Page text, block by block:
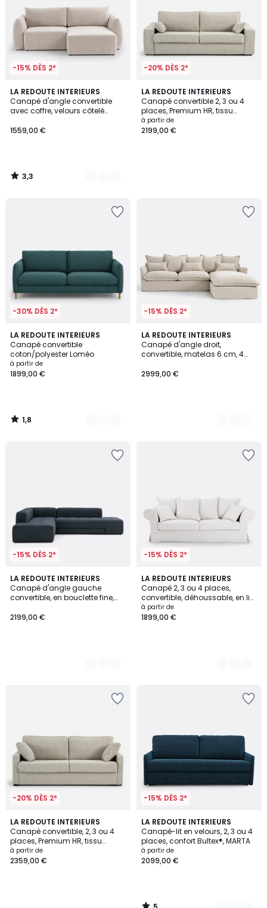
-15% DÈS 2*
LA REDOUTE INTERIEURS
Canapé d'angle convertible
avec coffre, velours côtelé
1559,00 €
3,3
/ 5
5
Couleurs
3,3
/
-20% DÈS 2*
LA REDOUTE INTERIEURS
Canapé convertible 2, 3 ou 4
places, Premium HR, tissu
texturé moucheté, CECILIA
à partir de
2199,00 €
-30% DÈS 2*
LA REDOUTE INTERIEURS
Canapé convertible
coton/polyester Loméo
à partir de
1899,00 €
1,8
/
5
2
Couleurs
1,8
/
-15% DÈS 2*
LA REDOUTE INTERIEURS
Canapé d'angle droit,
convertible, matelas 6 cm, 4
2999,00 €
9
Couleurs
-15% DÈS 2*
LA REDOUTE INTERIEURS
Canapé d'angle gauche
convertible, en bouclette fine,
2199,00 €
3
Couleurs
-15% DÈS 2*
LA REDOUTE INTERIEURS
Canapé 2, 3 ou 4 places,
convertible, déhoussable, en lin
épais, ADELIA
à partir de
1899,00 €
2
Couleurs
-20% DÈS 2*
LA REDOUTE INTERIEURS
Canapé convertible, 2, 3 ou 4
places, Premium HR, tissu
texturé moucheté, TIMOR
à partir de
2359,00 €
-15% DÈS 2*
LA REDOUTE INTERIEURS
Canapé-lit en velours, 2, 3 ou 4
places, confort Bultex®, MARTA
à partir de
2099,00 €
5
/
5
7
Couleurs